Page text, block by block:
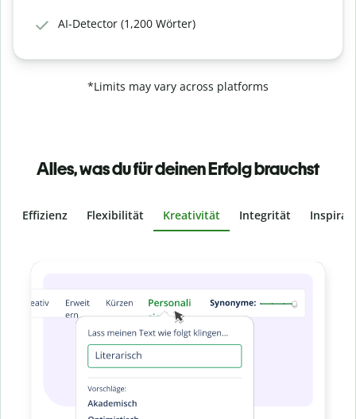
AI-Detector (1,200 Wörter)
*Limits may vary across platforms
Alles, was du für deinen Erfolg brauchst
Effizienz Flexibilität Kreativität Integrität
Slide 4 of 6
Stelle mit der Plagiatsprüfung sicher, dass
% original ist. Analysiere deine Arbeit in
und finde fehlende Quellenangaben in über